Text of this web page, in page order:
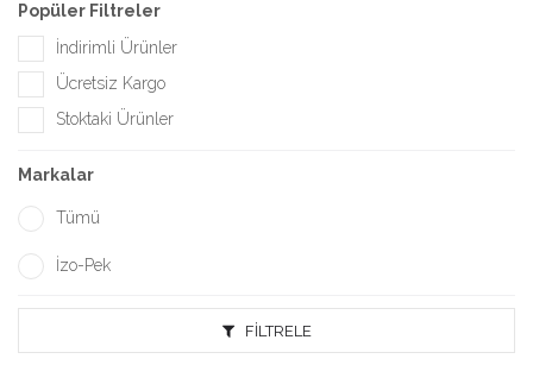
Popüler Filtreler
İndirimli Ürünler
Ücretsiz Kargo
Stoktaki Ürünler
Markalar
Tümü
İzo-Pek
FILTRELE